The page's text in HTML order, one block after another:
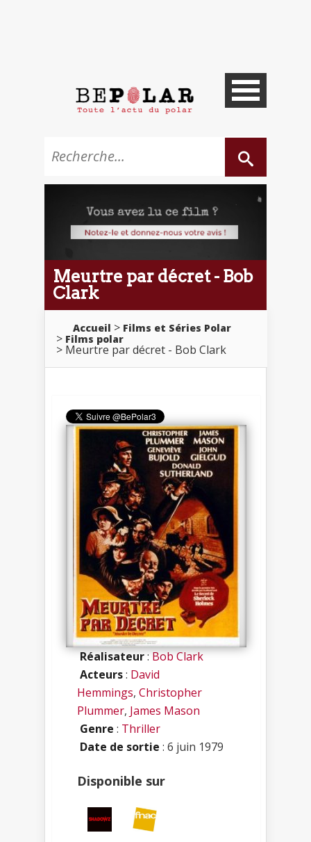
Meurtre par décret - Bob
Clark
Accueil
Films et Séries Polar
Films polar
Meurtre par décret - Bob Clark
Réalisateur:Bob Clark
Acteurs: David
Hemmings, Christopher
Plummer, James Mason
Genre : Thriller
Date de sortie : 6 juin 1979
Disponible sur